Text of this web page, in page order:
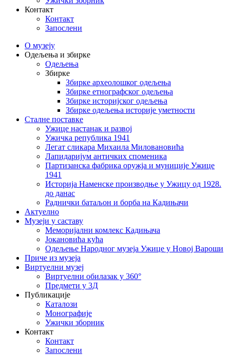
Контакт
Контакт
Запослени
О музеју
Одељења и збирке
Одељења
Збирке
Збирке археолошког одељења
Збирке етнографског одељења
Збирке историјског одељења
Збирке одељења историје уметности
Сталне поставке
Ужице настанак и развој
Ужичка република 1941
Легат сликара Михаила Миловановића
Лапидаријум античких споменика
Партизанска фабрика оружја и муниције Ужице
1941
Историја Наменске производње у Ужицу од 1928.
до данас
Раднички батаљон и борба на Кадињачи
Актуелно
Музеји у саставу
Меморијални комлекс Кадињача
Јокановића кућа
Oдељење Народног музеја Ужице у Новој Вароши
Приче из музеја
Виртуелни музеј
Виртуелни обилазак у 360°
Предмети у 3Д
Публикације
Каталози
Монографије
Ужички зборник
Контакт
Контакт
Запослени